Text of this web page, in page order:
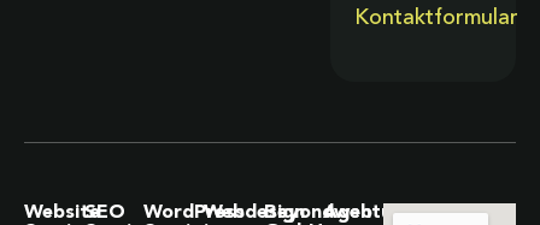
Kontaktformular
WebsiteSEO
WordPressWebdesignBeyondweb
Agentur